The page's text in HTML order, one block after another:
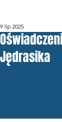
Jędrasika
9 lip 2025